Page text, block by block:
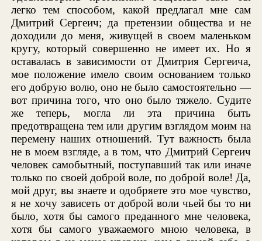
легко тем способом, какой предлагал мне сам
Дмитрий Сергеич; да претензии общества и не
доходили до меня, живущей в своем маленьком
кругу, который совершенно не имеет их. Но я
оставалась в зависимости от Дмитрия Сергеича,
мое положение имело своим основанием только
его добрую волю, оно не было самостоятельно —
вот причина того, что оно было тяжело. Судите
же теперь, могла ли эта причина быть
предотвращена тем или другим взглядом моим на
перемену наших отношений. Тут важность была
не в моем взгляде, а в том, что Дмитрий Сергеич
человек самобытный, поступавший так или иначе
только по своей доброй воле, по доброй воле! Да,
мой друг, вы знаете и одобряете это мое чувство,
я не хочу зависеть от доброй воли чьей бы то ни
было, хотя бы самого преданного мне человека,
хотя бы самого уважаемого мною человека, в